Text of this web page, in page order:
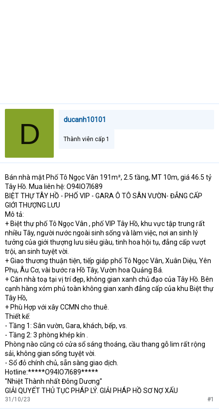
D ducanh10101
Thành viên cấp 1
Bán nhà mặt Phố Tô Ngọc Vân 191m², 2.5 tầng, MT 10m, giá 46.5 tỷ
Tây Hồ. Mua liên hệ: O94lO7l689
BIỆT THỰ TÂY HỒ - PHỐ VIP - GARA Ô TÔ SÂN VƯỜN- ĐẲNG CẤP
GIỚI THƯỢNG LƯU
Mô tả:
+ Biệt thự phố Tô Ngọc Vân , phố VIP Tây Hồ, khu vực tập trung rất
nhiều Tây, người nước ngoài sinh sống và làm việc, nơi an sinh lý
tưởng của giới thượng lưu siêu giàu, tinh hoa hội tụ, đẳng cấp vượt
trội, an sinh tuyệt vời.
+ Giao thương thuận tiện, tiếp giáp phố Tô Ngọc Vân, Xuân Diệu, Yên
Phụ, Âu Cơ, vài bước ra Hồ Tây, Vườn hoa Quảng Bá.
+ Căn nhà toạ tại vị trí đẹp, không gian xanh chủ đạo của Tây Hồ. Bên
cạnh hàng xóm phủ toàn không gian xanh đẳng cấp của khu Biệt thự
Tây Hồ,
+ Phù Hợp với xây CCMN cho thuê.
Thiết kế:
- Tầng 1: Sân vườn, Gara, khách, bếp, vs.
- Tầng 2: 3 phòng khép kín .
Phòng nào cũng có cửa sổ sáng thoáng, cầu thang gỗ lim rất rộng
sải, không gian sống tuyệt vời.
- Sổ đỏ chính chủ, sẵn sàng giao dịch.
Hotline:*****O94lO7l689*****
"Nhiệt Thành nhất Đông Dương"
GIẢI QUYẾT THỦ TỤC PHÁP LÝ. GIẢI PHÁP HỒ SƠ NỢ XẤU
31/10/23 #1